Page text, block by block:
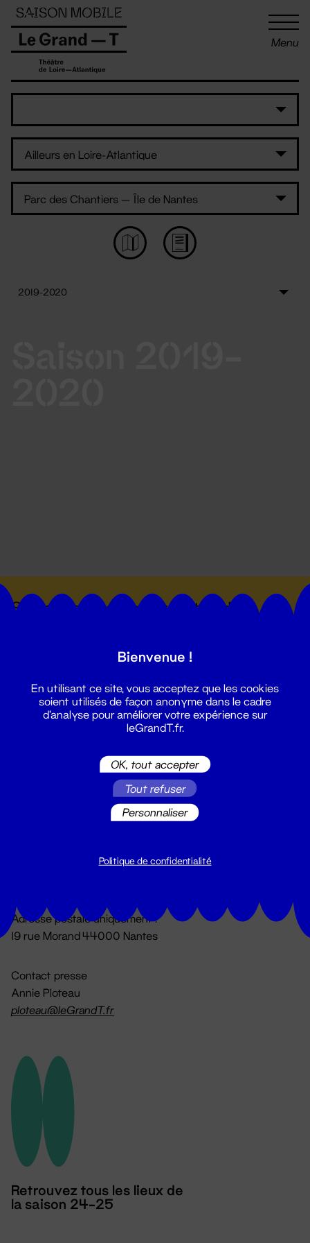
Menu
Suivez toutes les actualités du
Du lundi au vendredi 14h → 18h
Adresse postale uniquement :
19 rue Morand 44000 Nantes
Contact presse
Annie Ploteau
ploteau@leGrandT.fr
Retrouvez tous les lieux de
la saison 24-25
Panneau de gestion des cookies
Bienvenue !
En utilisant ce site, vous acceptez que les cookies
soient utilisés de façon anonyme dans le cadre
d'analyse pour améliorer votre expérience sur
leGrandT.fr.
OK, tout accepter
Tout refuser
Personnaliser
Politique de confidentialité